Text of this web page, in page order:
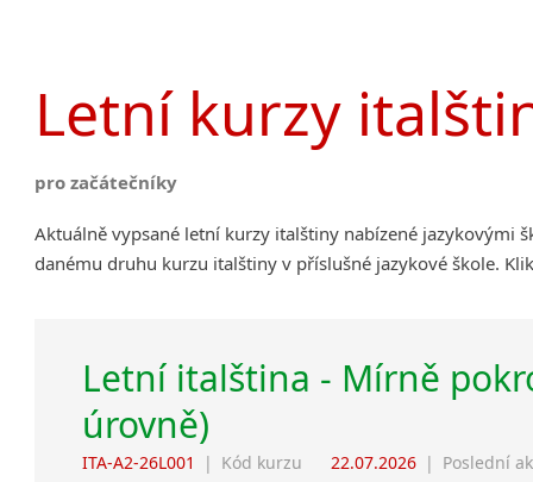
Letní kurzy
pro začátečníky
Aktuálně vypsané letní kurzy italštiny nabízené jazykovými
danému druhu kurzu italštiny v příslušné jazykové škole.
Letní italština - Mírně
úrovně)
ITA-A2-26L001 | Kód kurzu 22.07.2026 | Poslední